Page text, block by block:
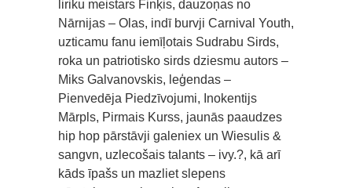
liriku meistars Finķis, dauzoņas no
Nārnijas – Olas, indī burvji Carnival Youth,
uzticamu fanu iemīļotais Sudrabu Sirds,
roka un patriotisko sirds dziesmu autors –
Miks Galvanovskis, leģendas –
Pienvedēja Piedzīvojumi, Inokentijs
Mārpls, Pirmais Kurss, jaunās paaudzes
hip hop pārstāvji galeniex un Wiesulis &
sangvn, uzlecošais talants – ivy.?, kā arī
kāds īpašs un mazliet slepens